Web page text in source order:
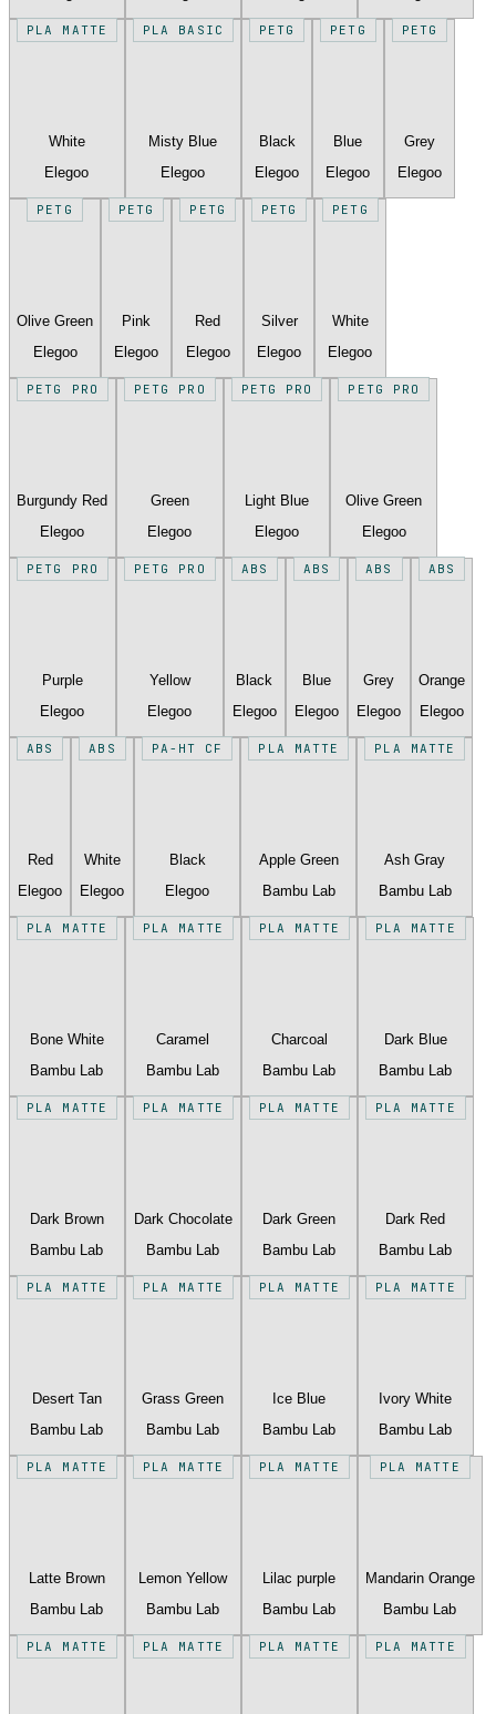
PLA MATTE
White
Elegoo
PLA BASIC
Misty Blue
Elegoo
PETG
Black
Elegoo
PETG
Blue
Elegoo
PETG
Grey
Elegoo
PETG
Olive Green
Elegoo
PETG
Pink
Elegoo
PETG
Red
Elegoo
PETG
Silver
Elegoo
PETG
White
Elegoo
PETG PRO
Burgundy Red
Elegoo
PETG PRO
Green
Elegoo
PETG PRO
Light Blue
Elegoo
PETG PRO
Olive Green
Elegoo
PETG PRO
Purple
Elegoo
PETG PRO
Yellow
Elegoo
ABS
Black
Elegoo
ABS
Blue
Elegoo
ABS
Grey
Elegoo
ABS
Orange
Elegoo
ABS
Red
Elegoo
ABS
White
Elegoo
PA-HT CF
Black
Elegoo
PLA MATTE
Apple Green
Bambu Lab
PLA MATTE
Ash Gray
Bambu Lab
PLA MATTE
Bone White
Bambu Lab
PLA MATTE
Caramel
Bambu Lab
PLA MATTE
Charcoal
Bambu Lab
PLA MATTE
Dark Blue
Bambu Lab
PLA MATTE
Dark Brown
Bambu Lab
PLA MATTE
Dark Chocolate
Bambu Lab
PLA MATTE
Dark Green
Bambu Lab
PLA MATTE
Dark Red
Bambu Lab
PLA MATTE
Desert Tan
Bambu Lab
PLA MATTE
Grass Green
Bambu Lab
PLA MATTE
Ice Blue
Bambu Lab
PLA MATTE
Ivory White
Bambu Lab
PLA MATTE
Latte Brown
Bambu Lab
PLA MATTE
Lemon Yellow
Bambu Lab
PLA MATTE
Lilac purple
Bambu Lab
PLA MATTE
Mandarin Orange
Bambu Lab
PLA MATTE PLA MATTE PLA MATTE PLA MATTE